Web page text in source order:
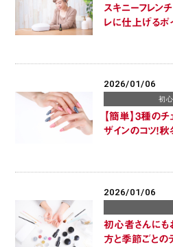
スキニーフレン
レに仕上げるポ
2026/01/06
初
【簡単】3種の
ザインのコツ！
2026/01/06
初心者さんにも
方と季節ごとの